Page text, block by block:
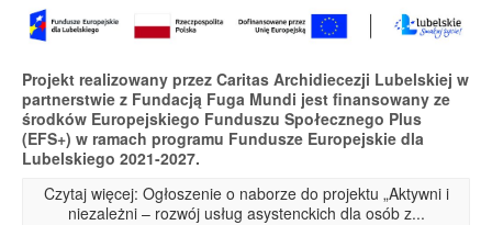
Projekt realizowany przez Caritas Archidiecezji Lubelskiej w
partnerstwie z Fundacją Fuga Mundi jest finansowany ze
środków Europejskiego Funduszu Społecznego Plus
(EFS+) w ramach programu Fundusze Europejskie dla
Lubelskiego 2021-2027.
Czytaj więcej: Ogłoszenie o naborze do projektu „Aktywni i
niezależni – rozwój usług asystenckich dla osób z...